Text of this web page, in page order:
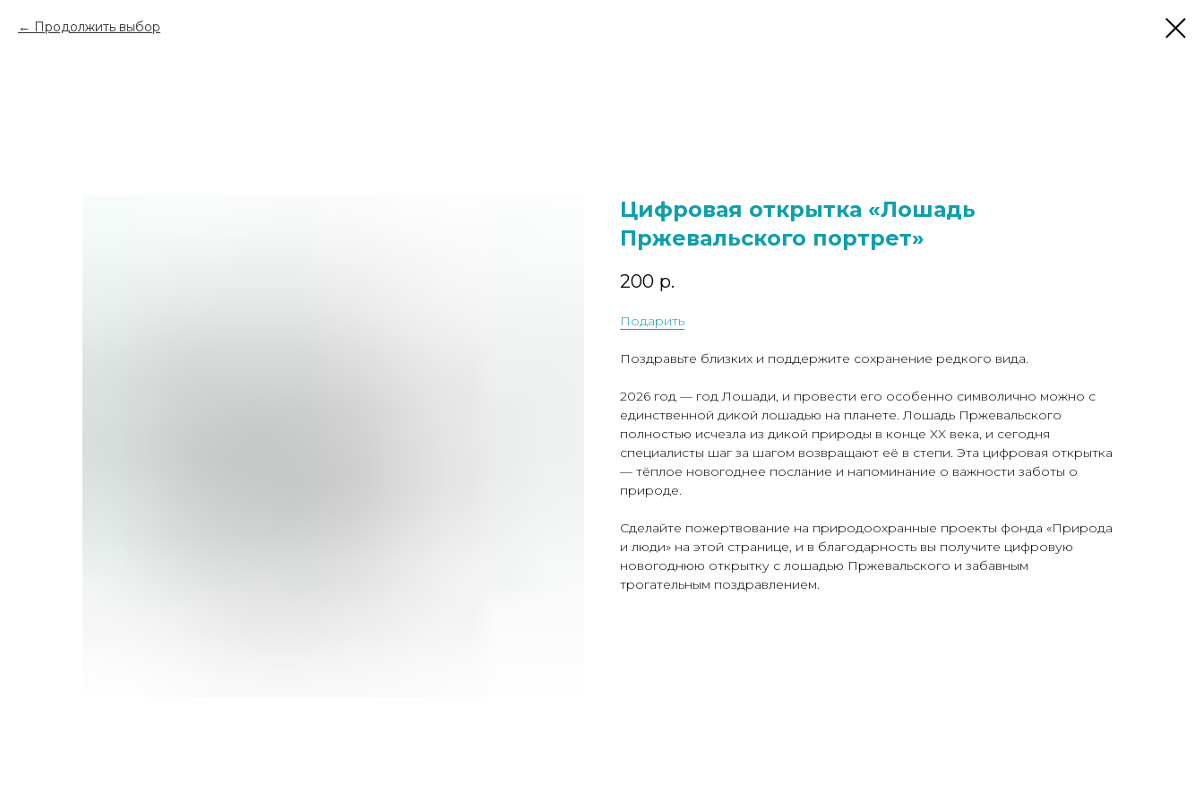
Продолжить выбор
Цифровая открытка «Лошадь
Пржевальского портрет»
200 р.
Подарить
Поздравьте близких и поддержите сохранение редкого вида.
2026 год — год Лошади, и провести его особенно символично можно с
единственной дикой лошадью на планете. Лошадь Пржевальского
полностью исчезла из дикой природы в конце XX века, и сегодня
специалисты шаг за шагом возвращают её в степи. Эта цифровая открытка
— тёплое новогоднее послание и напоминание о важности заботы о
природе.
Сделайте пожертвование на природоохранные проекты фонда «Природа
и люди» на этой странице, и в благодарность вы получите цифровую
новогоднюю открытку с лошадью Пржевальского и забавным
трогательным поздравлением.